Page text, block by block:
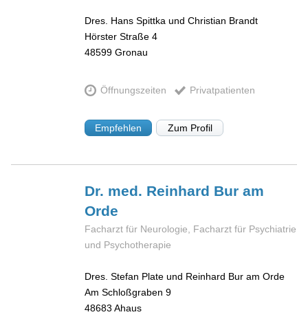
Dres. Hans Spittka und Christian Brandt
Hörster Straße 4
48599 Gronau
Öffnungszeiten Privatpatienten
Empfehlen Zum Profil
Dr. med. Reinhard Bur am
Orde
Facharzt für Neurologie, Facharzt für Psychiatrie
und Psychotherapie
Dres. Stefan Plate und Reinhard Bur am Orde
Am Schloßgraben 9
48683 Ahaus